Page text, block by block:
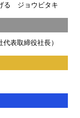
る ジョウビタキ
表取締役社長）